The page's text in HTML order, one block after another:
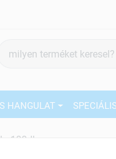
keresés
HANGULAT SPECIÁLIS
100db